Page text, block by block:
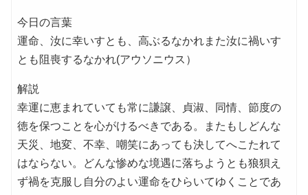
今日の言葉
運命、汝に幸いすとも、高ぶるなかれまた汝に禍いす
とも阻喪するなかれ(アウソニウス）
解説
幸運に恵まれていても常に謙譲、貞淑、同情、節度の
徳を保つことを心がけるべきである。またもしどんな
天災、地変、不幸、嘲笑にあっても決してへこたれて
はならない。どんな惨めな境遇に落ちようとも狼狽え
ず禍を克服し自分のよい運命をひらいてゆくことであ